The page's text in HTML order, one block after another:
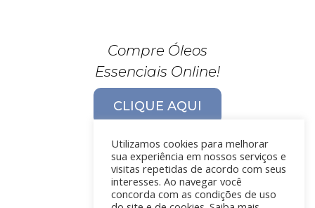
Compre Óleos
Essenciais Online!
CLIQUE AQUI
Utilizamos cookies para melhorar
sua experiência em nossos serviços e
visitas repetidas de acordo com seus
interesses. Ao navegar você
concorda com as condições de uso